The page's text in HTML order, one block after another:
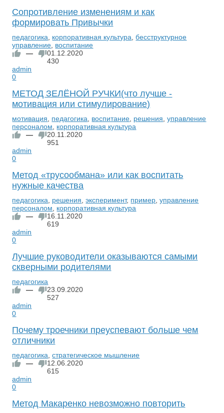
Сопротивление изменениям и как
формировать Привычки
педагогика корпоративная культура ,бесструктурное
управление воспитание
—
01.12.2020
430
admin
0
МЕТОД ЗЕЛЁНОЙ РУЧКИ(что лучше -
мотивация или стимулирование)
мотивация педагогика воспитание решения ,управление
персоналом
корпоративная культура
—
20.11.2020
951
admin
0
Метод «трусообмана» или как воспитать
нужные качества
педагогика решения ,эксперимент, пример ,управление
персоналом
корпоративная культура
—
16.11.2020
619
admin
0
Лучшие руководители оказываются самыми
скверными родителями
педагогика
—
23.09.2020
527
admin
0
Почему троечники преуспевают больше чем
отличники
педагогика ,стратегическое мышление
—
12.06.2020
615
admin
0
Метод Макаренко невозможно повторить